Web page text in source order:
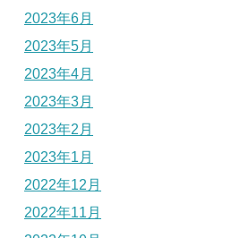
2023年6月
2023年5月
2023年4月
2023年3月
2023年2月
2023年1月
2022年12月
2022年11月